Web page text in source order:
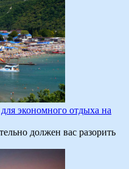
экономного отдыха на
должен вас разорить